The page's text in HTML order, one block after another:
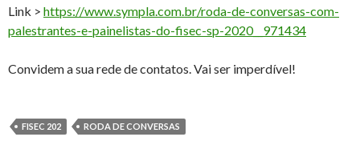
Link > https://www.sympla.com.br/roda-de-conversas-com-
palestrantes-e-painelistas-do-fisec-sp-2020__971434
Convidem a sua rede de contatos. Vai ser imperdível!
FISEC 202 RODA DE CONVERSAS